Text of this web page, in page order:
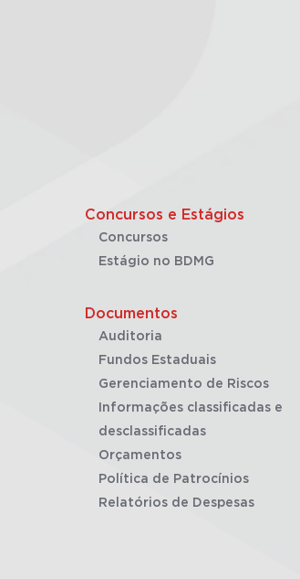
Concursos e Estágios
Concursos
Estágio no BDMG
Documentos
Auditoria
Fundos Estaduais
Gerenciamento de Riscos
Informações classificadas e
desclassificadas
Orçamentos
Política de Patrocínios
Relatórios de Despesas